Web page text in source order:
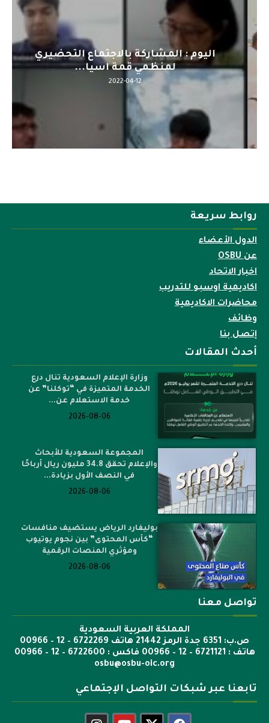
اليوم : المشاركة بالاجتماع التحضيري
لمنظمي قمة اسيا...
2022-04-12
روابط سريعة
الدول الأعضاء
عن OSBU
اخبار الاتحاد
اكاديمية اوسبو للتدريب
محاضرات الاكاديمية
وظائف
إتصل بنا
أحدث المقالات
وزارة الإعلام السعودية تنال درع
الخدمة المتميزة في “توكلنا” عن
خدمة الاستعلام عن...
2026-08-06
المجموعة السعودية للأبحاث
والإعلام تحقق 34.8 مليون ريال أرباحًا
في النصف الأول بزيادة...
2026-08-06
بوليفارد الرياض يستضيف منافسات
“كأس المحتوى” بين نجوم يوتيوب
ومؤثري المنصات الرقمية
2026-08-06
تواصل معنا
المملكة العربية السعودية
ص.ب: 6351 جدة الرمز 21442 هاتف 6722269 – 12 – 00966
هاتف : 6721121 – 12 – 00966 فاكس : 6722600 – 12 – 00966
osbu@osbu-oic.org
تابعنا عبر شبكات التواصل الإجتماعي